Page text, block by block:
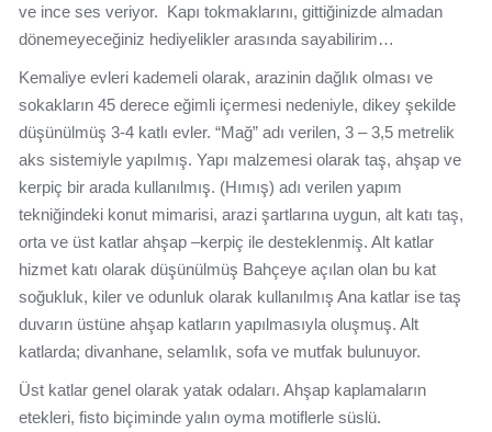
ve ince ses veriyor. Kapı tokmaklarını, gittiğinizde almadan
dönemeyeceğiniz hediyelikler arasında sayabilirim…
Kemaliye evleri kademeli olarak, arazinin dağlık olması ve
sokakların 45 derece eğimli içermesi nedeniyle, dikey şekilde
düşünülmüş 3-4 katlı evler. “Mağ” adı verilen, 3 – 3,5 metrelik
aks sistemiyle yapılmış. Yapı malzemesi olarak taş, ahşap ve
kerpiç bir arada kullanılmış. (Hımış) adı verilen yapım
tekniğindeki konut mimarisi, arazi şartlarına uygun, alt katı taş,
orta ve üst katlar ahşap –kerpiç ile desteklenmiş. Alt katlar
hizmet katı olarak düşünülmüş Bahçeye açılan olan bu kat
soğukluk, kiler ve odunluk olarak kullanılmış Ana katlar ise taş
duvarın üstüne ahşap katların yapılmasıyla oluşmuş. Alt
katlarda; divanhane, selamlık, sofa ve mutfak bulunuyor.
Üst katlar genel olarak yatak odaları. Ahşap kaplamaların
etekleri, fisto biçiminde yalın oyma motiflerle süslü.